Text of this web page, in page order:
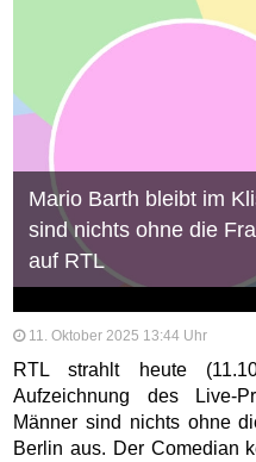
Mario Barth bleibt im
sind nichts ohne die
auf RTL
11. Oktober 2025 13:44 Uhr
RTL strahlt heute
Aufzeichnung des Live-
Männer sind nichts ohne
Berlin aus. Der Comedian